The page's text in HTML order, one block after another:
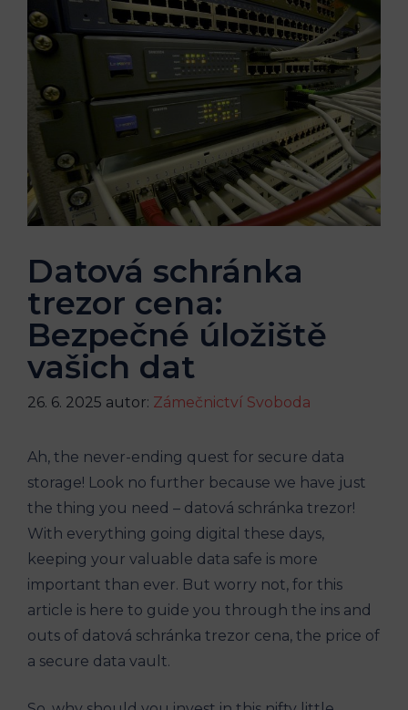
Datová schránka
trezor cena:
Bezpečné úložiště
vašich dat
26. 6. 2025 autor: Zámečnictví Svoboda
Ah, the never-ending quest for secure data
storage! Look no further because we have just
the thing you need – datová schránka trezor!
With everything going digital these days,
keeping your valuable data safe is more
important than ever. But worry not, for this
article is here to guide you through the ins and
outs of datová schránka trezor cena, the price of
a secure data vault.